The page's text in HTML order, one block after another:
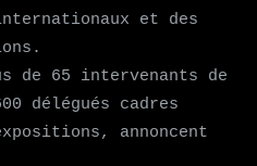
et des
de 65 intervenants de
délégués cadres
annoncent